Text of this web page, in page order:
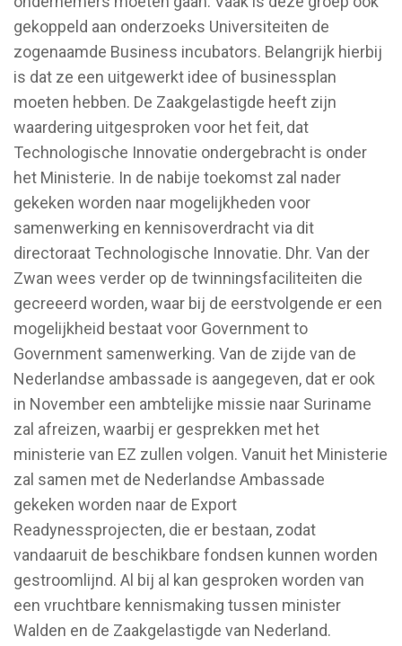
gekoppeld aan onderzoeks Universiteiten de
zogenaamde Business incubators. Belangrijk hierbij
is dat ze een uitgewerkt idee of businessplan
moeten hebben. De Zaakgelastigde heeft zijn
waardering uitgesproken voor het feit, dat
Technologische Innovatie ondergebracht is onder
het Ministerie. In de nabije toekomst zal nader
gekeken worden naar mogelijkheden voor
samenwerking en kennisoverdracht via dit
directoraat Technologische Innovatie. Dhr. Van der
Zwan wees verder op de twinningsfaciliteiten die
gecreeerd worden, waar bij de eerstvolgende er een
mogelijkheid bestaat voor Government to
Government samenwerking. Van de zijde van de
Nederlandse ambassade is aangegeven, dat er ook
in November een ambtelijke missie naar Suriname
zal afreizen, waarbij er gesprekken met het
ministerie van EZ zullen volgen. Vanuit het Ministerie
zal samen met de Nederlandse Ambassade
gekeken worden naar de Export
Readynessprojecten, die er bestaan, zodat
vandaaruit de beschikbare fondsen kunnen worden
gestroomlijnd. Al bij al kan gesproken worden van
een vruchtbare kennismaking tussen minister
Walden en de Zaakgelastigde van Nederland.